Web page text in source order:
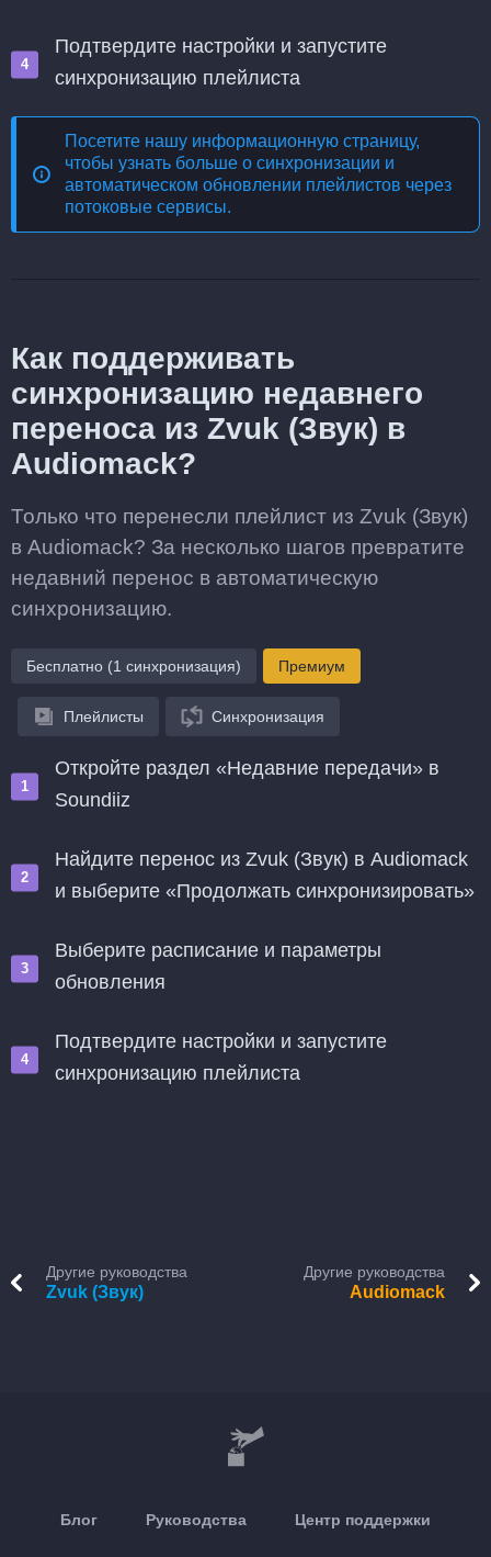
Подтвердите настройки и запустите
синхронизацию плейлиста
Посетите нашу информационную страницу,
чтобы узнать больше о синхронизации и
автоматическом обновлении плейлистов через
потоковые сервисы.
Как поддерживать
синхронизацию недавнего
переноса из Zvuk (Звук) в
Audiomack?
Только что перенесли плейлист из Zvuk (Звук)
в Audiomack? За несколько шагов превратите
недавний перенос в автоматическую
синхронизацию.
Бесплатно (1 синхронизация) Премиум
Плейлисты Синхронизация
Откройте раздел «Недавние передачи» в
Soundiiz
Найдите перенос из Zvuk (Звук) в Audiomack
и выберите «Продолжать синхронизировать»
Выберите расписание и параметры
обновления
Подтвердите настройки и запустите
синхронизацию плейлиста
Другие руководства
Zvuk (Звук)
Другие руководства
Audiomack
Блог Руководства Центр поддержки